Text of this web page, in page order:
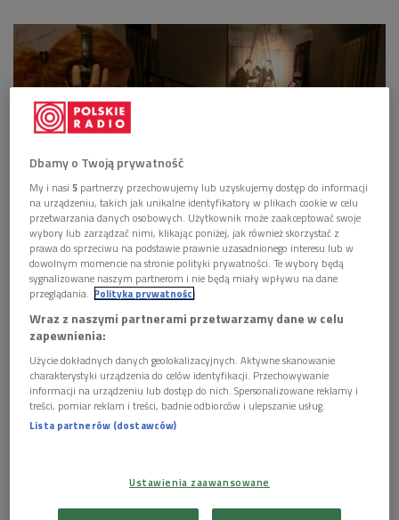
Wystawę "Tu Polskie Radio 1925 - 2010" na Zamku Królewskim w
Warszawie Foto: Paweł Kula/PAP
Równo 100 lat temu - 1 lutego 1925 roku - została
nadana pierwsza próbna audycja radiowaze
stacji przedsiębiorstwa Polskiego Towarzystwa
Radiotechnicznego w Warszawie. Wówczas o godz. 18.00
inżynier Roman Rudniewski wypowiedział historyczne słowa:
"Tu próbna stacja radionadawcza PTR w Warszawie, fala 385
metrów".
100-lecie nadania pierwszej próbnej audycji radiowej w
Dbamy o Twoją prywatność
My i nasi5 partnerzy przechowujemy lub uzyskujemy dostęp do informacji
na urządzeniu, takich jak unikalne identyfikatory w plikach cookie w celu
przetwarzania danych osobowych. Użytkownik może zaakceptować swoje
wybory lub zarządzać nimi, klikając poniżej, jak również skorzystać z
prawa do sprzeciwu na podstawie prawnie uzasadnionego interesu lub w
dowolnym momencie na stronie polityki prywatności. Te wybory będą
sygnalizowane naszym partnerom i nie będą miały wpływu na dane
przeglądania. Polityka prywatności
Wraz z naszymi partnerami przetwarzamy dane w celu
zapewnienia:
Użycie dokładnych danych geolokalizacyjnych. Aktywne skanowanie
charakterystyki urządzenia do celów identyfikacji. Przechowywanie
informacji na urządzeniu lub dostęp do nich. Spersonalizowane reklamy i
treści, pomiar reklam i treści, badnie odbiorców i ulepszanie usług.
Lista partnerów (dostawców)
Ustawienia zaawansowane